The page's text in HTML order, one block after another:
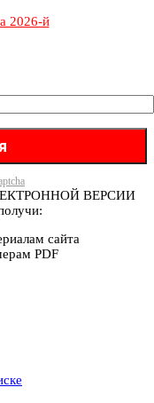
2026-й
ВЕРСИИ
сайта
PDF